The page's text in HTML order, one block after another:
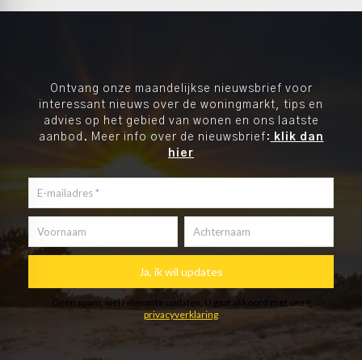
Ontvang onze maandelijkse nieuwsbrief voor
interessant nieuws over de woningmarkt, tips en
advies op het gebied van wonen en ons laatste
aanbod. Meer info over de nieuwsbrief: klik dan
hier